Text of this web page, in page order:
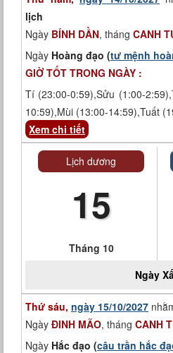
lịch
Ngày BÍNH DẦN, tháng CANH
Ngày Hoàng đạo (tư mệnh
GIỜ TỐT TRONG NGÀY :
Tí (23:00-0:59),Sửu (1:00-
10:59),Mùi (13:00-14:59),Tuất
Xem chi tiết
Lịch dương
15
Tháng 10
Ngày
Thứ sáu, ngày 15/10/2027
Ngày ĐINH MÃO, tháng CANH
Ngày Hắc đạo (câu trần hắc